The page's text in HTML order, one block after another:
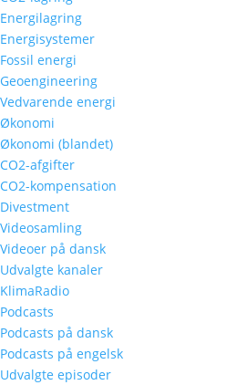
Energilagring
Energisystemer
Fossil energi
Geoengineering
Vedvarende energi
Økonomi
Økonomi (blandet)
CO2-afgifter
CO2-kompensation
Divestment
Videosamling
Videoer på dansk
Udvalgte kanaler
KlimaRadio
Podcasts
Podcasts på dansk
Podcasts på engelsk
Udvalgte episoder